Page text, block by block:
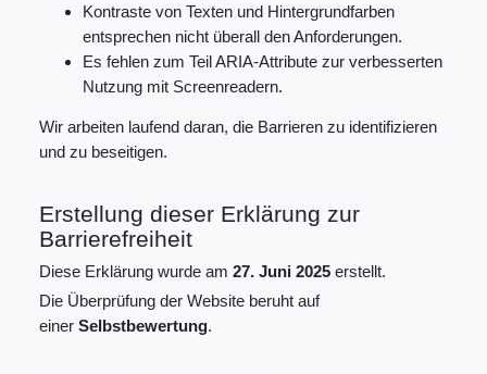
Kontraste von Texten und Hintergrundfarben
entsprechen nicht überall den Anforderungen.
Es fehlen zum Teil ARIA-Attribute zur verbesserten
Nutzung mit Screenreadern.
Wir arbeiten laufend daran, die Barrieren zu identifizieren
und zu beseitigen.
Erstellung dieser Erklärung zur
Barrierefreiheit
Diese Erklärung wurde am 27. Juni 2025 erstellt.
Die Überprüfung der Website beruht auf
einer Selbstbewertung.